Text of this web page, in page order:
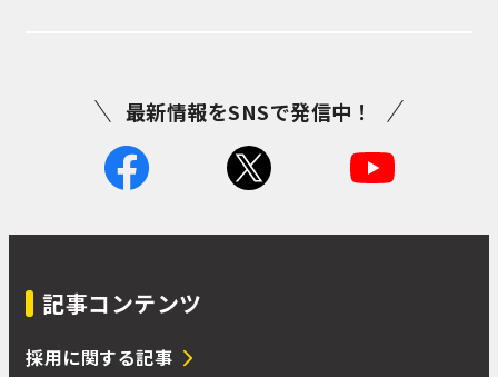
最新情報をSNSで発信中！
記事コンテンツ
採用に関する記事